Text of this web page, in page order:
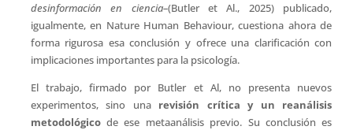
desinformación en ciencia–(Butler et Al., 2025) publicado,
igualmente, en Nature Human Behaviour, cuestiona ahora de
forma rigurosa esa conclusión y ofrece una clarificación con
implicaciones importantes para la psicología.
El trabajo, firmado por Butler et Al, no presenta nuevos
experimentos, sino una revisión crítica y un reanálisis
metodológicode ese metaanálisis previo. Su conclusión es